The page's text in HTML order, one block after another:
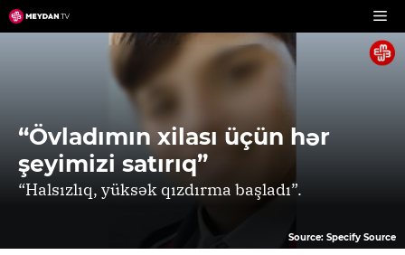
Skip
to
“Övladımın xilası üçün hər
şeyimizi satırıq”
“Halsızlıq, yüksək qızdırma başladı”.
Source: Specify Source